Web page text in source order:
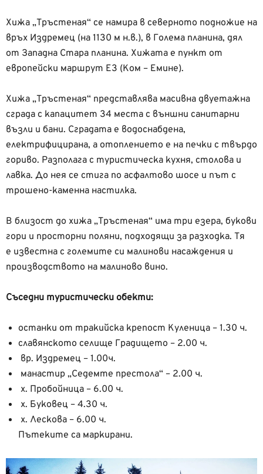
Хижа „Тръстеная“ се намира в северното подножие на
връх Издремец (на 1130 м н.в.), в Голема планина, дял
от Западна Стара планина. Хижата е пункт от
европейски маршрут E3 (Ком – Емине).
Хижа „Тръстеная“ представлява масивна двуетажна
сграда с капацитет 34 места с външни санитарни
възли и бани. Сградата е водоснабдена,
електрифицирана, а отоплението е на печки с твърдо
гориво. Разполага с туристическа кухня, столова и
лавка. До нея се стига по асфалтово шосе и път с
трошено-каменна настилка.
В близост до хижа „Тръстеная“ има три езера, букови
гори и просторни поляни, подходящи за разходка. Тя
е известна с големите си малинови насаждения и
производството на малиново вино.
Съседни туристически обекти:
останки от тракийска крепост Куленица – 1.30 ч.
славянското селище Градището – 2.00 ч.
вр. Издремец – 1.00ч.
манастир „Седемте престола“ – 2.00 ч.
х. Пробойница – 6.00 ч.
х. Буковец – 4.30 ч.
х. Лескова – 6.00 ч.
Пътеките са маркирани.